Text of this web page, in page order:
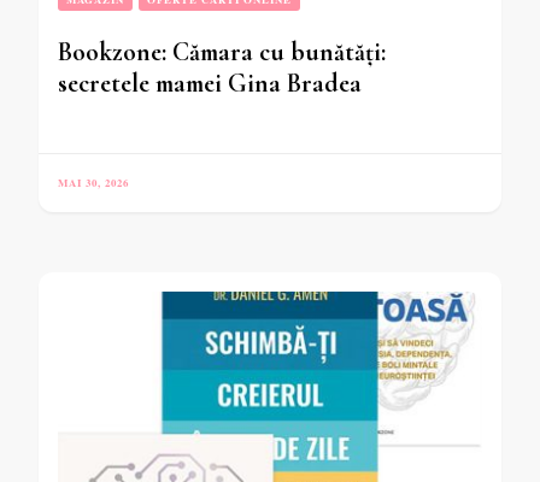
Bookzone: Cămara cu bunătăți:
secretele mamei Gina Bradea
MAI 30, 2026